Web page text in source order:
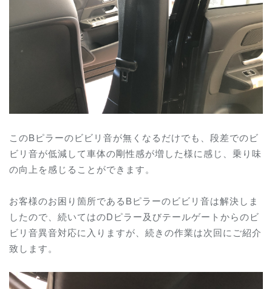
このBピラーのビビリ音が無くなるだけでも、段差でのビ
ビリ音が低減して車体の剛性感が増した様に感じ、乗り味
の向上を感じることができます。
お客様のお困り箇所であるBピラーのビビリ音は解決しま
したので、続いてはのDピラー及びテールゲートからのビ
ビリ音異音対応に入りますが、続きの作業は次回にご紹介
致します。